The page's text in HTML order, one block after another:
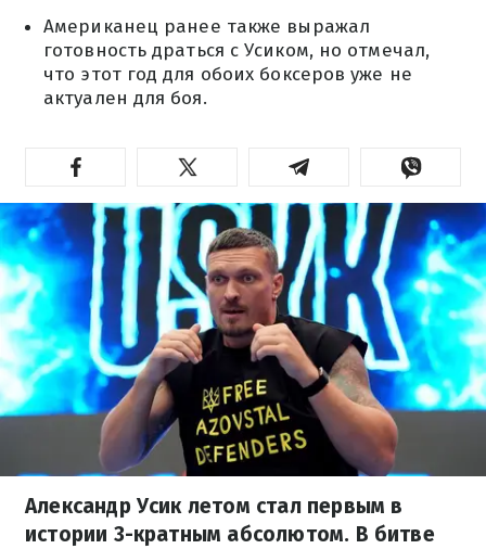
Американец ранее также выражал
готовность драться с Усиком, но отмечал,
что этот год для обоих боксеров уже не
актуален для боя.
Александр Усик летом стал первым в
истории 3-кратным абсолютом. В битве